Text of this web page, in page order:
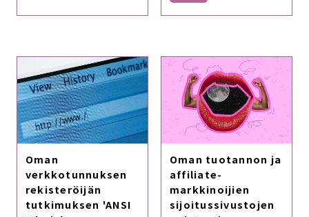
Oman
verkkotunnuksen
rekisteröijän
tutkimuksen 'ANSI
Oman tuotannon ja
affiliate-
markkinoijien
sijoitussivustojen